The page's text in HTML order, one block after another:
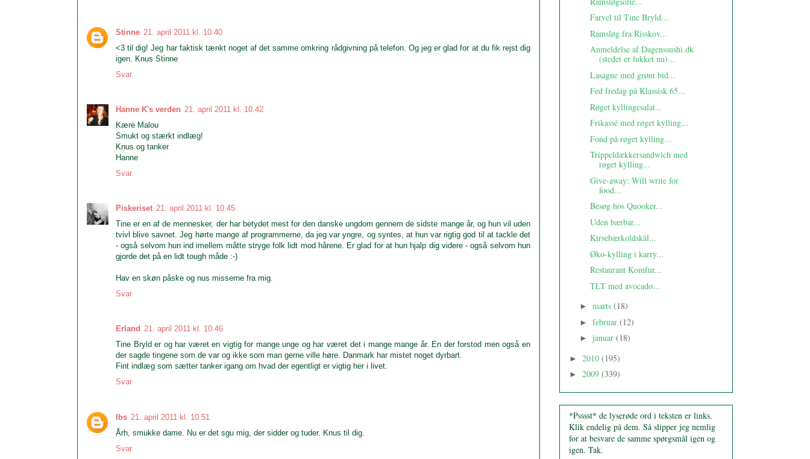
Stinne 21. april 2011 kl. 10.40
<3 til dig! Jeg har faktisk tænkt noget af det samme omkring rådgivning på telefon. Og jeg er glad for at du fik rejst dig
igen. Knus Stinne
Svar
Hanne K's verden 21. april 2011 kl. 10.42
Kære Malou
Smukt og stærkt indlæg!
Knus og tanker
Hanne
Svar
Piskeriset 21. april 2011 kl. 10.45
Tine er en af de mennesker, der har betydet mest for den danske ungdom gennem de sidste mange år, og hun vil uden
tvivl blive savnet. Jeg hørte mange af programmerne, da jeg var yngre, og syntes, at hun var rigtig god til at tackle det
- også selvom hun ind imellem måtte stryge folk lidt mod hårene. Er glad for at hun hjalp dig videre - også selvom hun
gjorde det på en lidt tough måde :-)
Hav en skøn påske og nus misserne fra mig.
Svar
Erland 21. april 2011 kl. 10.46
Tine Bryld er og har været en vigtig for mange unge og har været det i mange mange år. En der forstod men også en
der sagde tingene som de var og ikke som man gerne ville høre. Danmark har mistet noget dyrbart.
Fint indlæg som sætter tanker igang om hvad der egentligt er vigtig her i livet.
Svar
Ibs 21. april 2011 kl. 10.51
Årh, smukke dame. Nu er det sgu mig, der sidder og tuder. Knus til dig.
Svar
Farvel til Tine Bryld...
Ramsløg fra Risskov...
Anmeldelse af Dagenssushi.dk
(stedet er lukket nu)...
Lasagne med grønt bid...
Fed fredag på Klassisk 65...
Røget kyllingesalat...
Frikassé med røget kylling...
Fond på røget kylling...
Trippeldækkersandwich med
røget kylling...
Give-away: Will write for
food...
Besøg hos Quooker...
Uden bærbar...
Kirsebærkoldskål...
Øko-kylling i karry...
Restaurant Komfur...
TLT med avocado...
► marts (18)
► februar (12)
► januar (18)
► 2010 (195)
► 2009 (339)
*Psssst* de lyserøde ord i teksten er links.
Klik endelig på dem. Så slipper jeg nemlig
for at besvare de samme spørgsmål igen og
igen. Tak.